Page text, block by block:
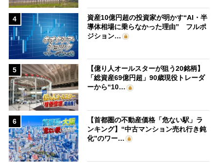
4
資産10億円超の投資家が明かす“AI・半
導体相場に乗らなかった理由” フルポ
ジション…
5
【億り人オールスターが狙う20銘柄】
「総資産69億円超」90歳現役トレーダ
ーから“10…
6
【首都圏の不動産価格「危ない駅」ラ
ンキング】“中古マンション売れ行き鈍
化”のワー…